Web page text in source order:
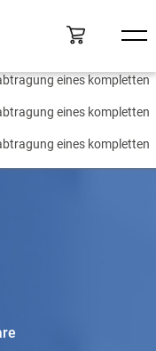
eines kompletten
eines kompletten
eines kompletten